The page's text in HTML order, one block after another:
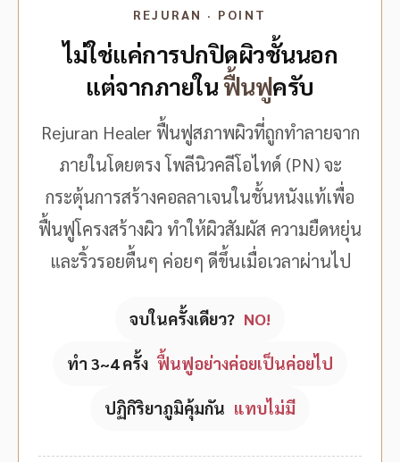
REJURAN · POINT
ไม่ใช่แค่การปกปิดผิวชั้นนอก
แต่จากภายในฟื้นฟูครับ
Rejuran Healer ฟื้นฟูสภาพผิวที่ถูกทำลายจาก
ภายในโดยตรง โพลีนิวคลีโอไทด์ (PN) จะ
กระตุ้นการสร้างคอลลาเจนในชั้นหนังแท้เพื่อ
ฟื้นฟูโครงสร้างผิว ทำให้ผิวสัมผัส ความยืดหยุ่น
และริ้วรอยตื้นๆ ค่อยๆ ดีขึ้นเมื่อเวลาผ่านไป
จบในครั้งเดียว? NO!
ทำ 3~4 ครั้ง ฟื้นฟูอย่างค่อยเป็นค่อยไป
ปฏิกิริยาภูมิคุ้มกัน แทบไม่มี